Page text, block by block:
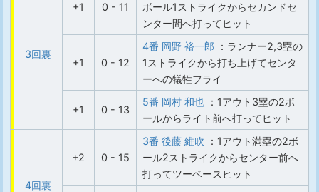
3回裏
+1 0 - 11
ボール1ストライクからセカンドセ
ンター間へ打ってヒット
+1 0 - 12
4番 岡野 裕一郎 ：ランナー2,3塁の
1ストライクから打ち上げてセンタ
ーへの犠牲フライ
+1 0 - 13
5番 岡村 和也 ：1アウト3塁の2ボ
ールからライト前へ打ってヒット
4回裏
+2 0 - 15
3番 後藤 維吹 ：1アウト満塁の2ボ
ール2ストライクからセンター前へ
打ってツーベースヒット